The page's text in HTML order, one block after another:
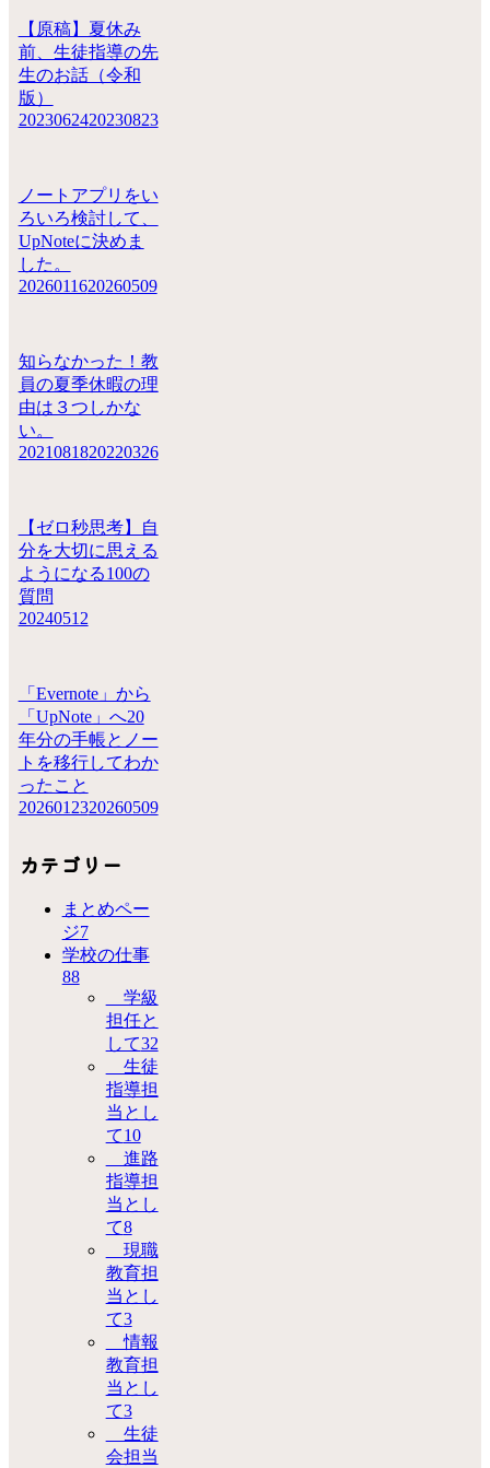
【原稿】夏休み
前、生徒指導の先
生のお話（令和
版）
2023062420230823
ノートアプリをい
ろいろ検討して、
UpNoteに決めま
した。
2026011620260509
知らなかった！教
員の夏季休暇の理
由は３つしかな
い。
2021081820220326
【ゼロ秒思考】自
分を大切に思える
ようになる100の
質問
20240512
「Evernote」から
「UpNote」へ20
年分の手帳とノー
トを移行してわか
ったこと
2026012320260509
カテゴリー
まとめペー
ジ7
学校の仕事
88
学級
担任と
して32
生徒
指導担
当とし
て10
進路
指導担
当とし
て8
現職
教育担
当とし
て3
情報
教育担
当とし
て3
生徒
会担当